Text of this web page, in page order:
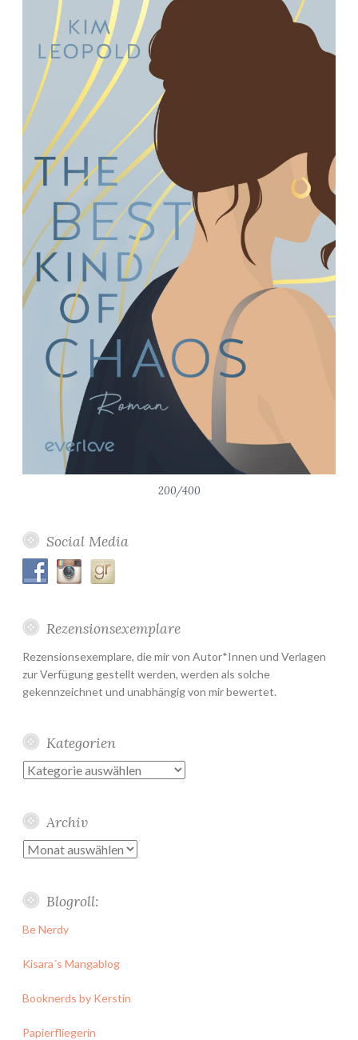
200/400
Social Media
Rezensionsexemplare
Rezensionsexemplare, die mir von Autor*Innen und Verlagen
zur Verfügung gestellt werden, werden als solche
gekennzeichnet und unabhängig von mir bewertet.
Kategorien
Kategorien
Archiv
Archiv
Blogroll:
Be Nerdy
Kisara´s Mangablog
Booknerds by Kerstin
Papierfliegerin